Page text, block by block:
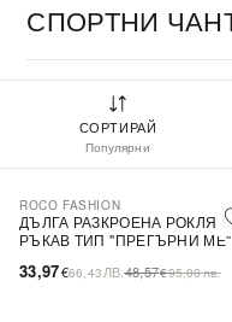
СПОРТНИ
СОРТИРАЙ
Популярни
-30%
ROCO FASHION
ДЪЛГА РАЗКРОЕНА РОКЛЯ
РЪКАВ ТИП ''ПРЕГЪРНИ МЕ''
33,97€66,43 ЛВ.48,57€95,00лв.